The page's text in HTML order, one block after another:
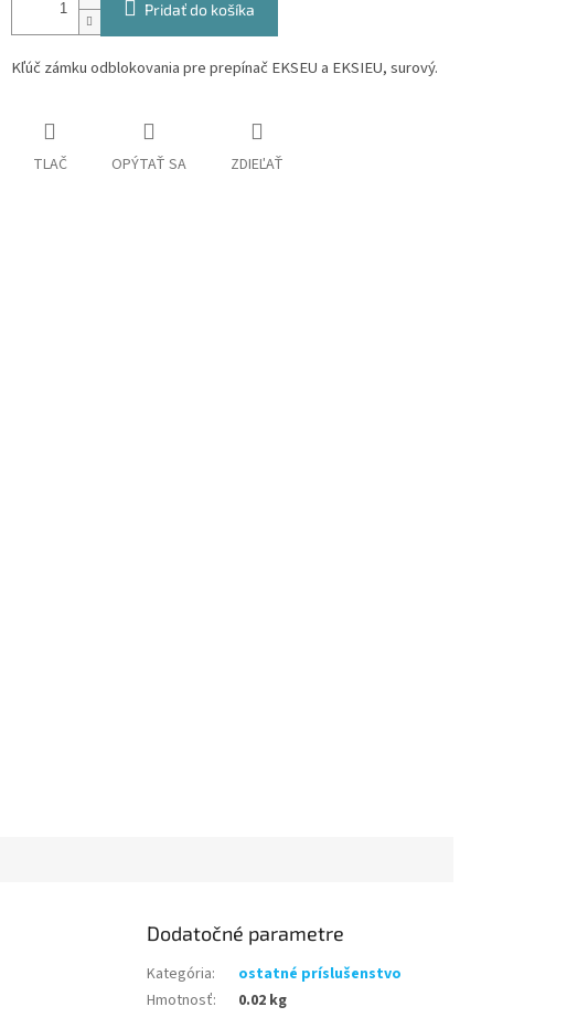
Pridať do košíka
Kľúč zámku odblokovania pre prepínač EKSEU a EKSIEU, surový.
TLAČ OPÝTAŤ SA ZDIEĽAŤ
Dodatočné parametre
Kategória:
ostatné príslušenstvo
Hmotnosť: 0.02 kg